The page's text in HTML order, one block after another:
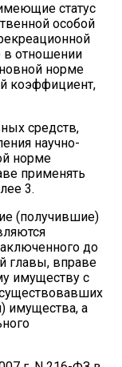
статус
особой
в отношении
норме
коэффициент,
средств,
научно-
норме
применять
3.
(получившие)
до
главы, вправе
имуществу с
имущества, а